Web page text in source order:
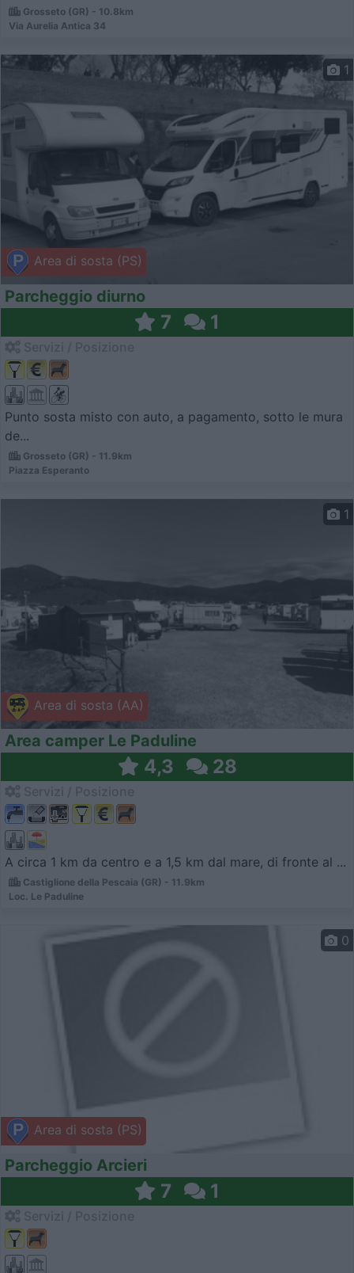
Grosseto (GR) - 10.8km
Via Aurelia Antica 34
Area di sosta (PS)
1
Parcheggio diurno
7 1
Punto sosta misto con auto, a pagamento, sotto le mura
de...
Grosseto (GR) - 11.9km
Piazza Esperanto
Area di sosta (AA)
1
Area camper Le Paduline
4,3 28
A circa 1 km da centro e a 1,5 km dal mare, di fronte al ...
Castiglione della Pescaia (GR) - 11.9km
Loc. Le Paduline
Area di sosta (PS)
0
Parcheggio Arcieri
7 1